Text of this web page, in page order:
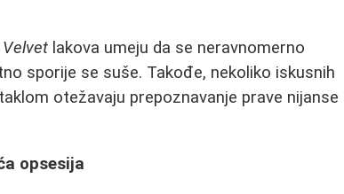
Velvet lakova umeju da se neravnomerno
sporije se suše. Takođe, nekoliko iskusnih
otežavaju prepoznavanje prave nijanse
opsesija